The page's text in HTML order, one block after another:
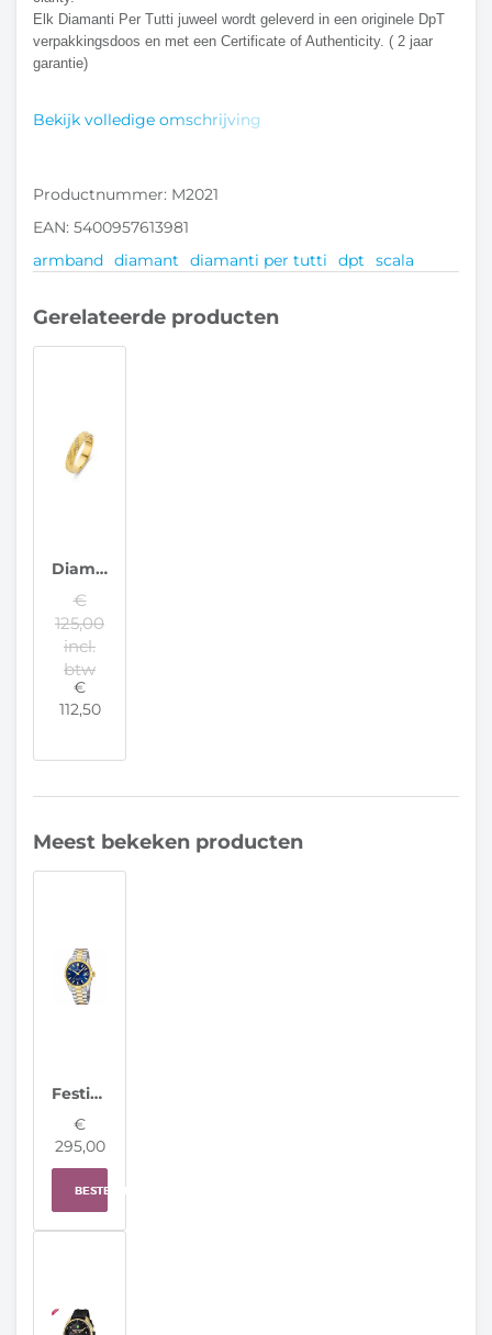
Elk Diamanti Per Tutti juweel wordt geleverd in een originele DpT
verpakkingsdoos en met een Certificate of Authenticity. ( 2 jaar
garantie)
Bekijk volledige omschrijving
Productnummer: M2021
EAN: 5400957613981
armband diamant diamanti per tutti dpt scala
Gerelateerde producten
Diamanti Per Tutti Ring, Scala M1950
€
125,00
incl.
btw
€
112,50
Meest bekeken producten
Festina Herenhorloge F20085/B Classic Steel Swiss Made
€
295,00
BESTELLEN